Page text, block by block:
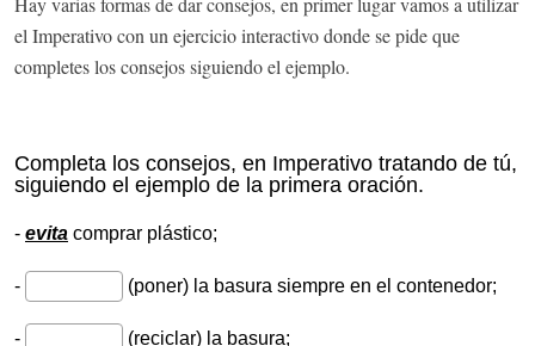
el Imperativo con un ejercicio interactivo donde se pide que
completes los consejos siguiendo el ejemplo.